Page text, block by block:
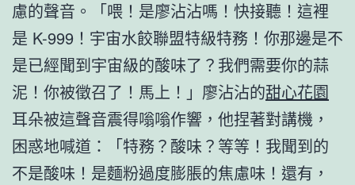
慮的聲音。「喂！是廖沾沾嗎！快接聽！這裡
是 K-999！宇宙水餃聯盟特級特務！你那邊是不
是已經聞到宇宙級的酸味了？我們需要你的蒜
泥！你被徵召了！馬上！」廖沾沾的甜心花園
耳朵被這聲音震得嗡嗡作響，他捏著對講機，
困惑地喊道：「特務？酸味？等等！我聞到的
不是酸味！是麵粉過度膨脹的焦慮味！還有，